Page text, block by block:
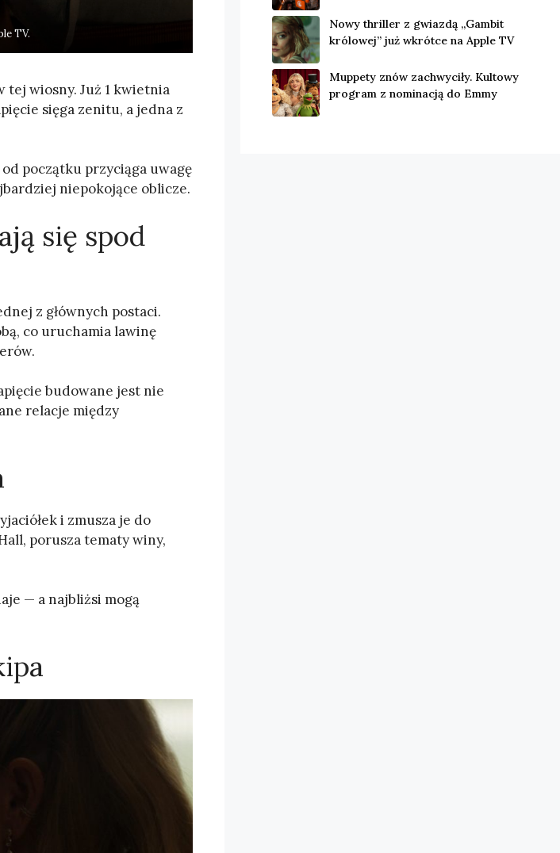
TV.
tej wiosny. Już 1 kwietnia
sięga zenitu, a jedna z
początku przyciąga uwagę
niepokojące oblicze.
się spod
z głównych postaci.
co uruchamia lawinę
budowane jest nie
relacje między
i zmusza je do
porusza tematy winy,
— a najbliżsi mogą
Nowy thriller z gwiazdą „Gambit
królowej” już wkrótce na Apple TV
Muppety znów zachwyciły. Kultowy
program z nominacją do Emmy